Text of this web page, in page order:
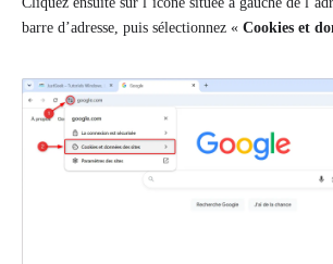
barre d’adresse, puis sélectionnez « Cookies et